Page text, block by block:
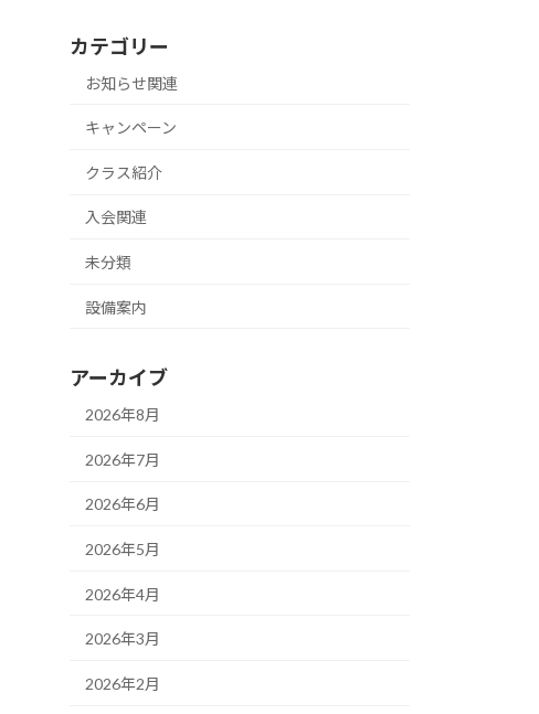
カテゴリー
お知らせ関連
キャンペーン
クラス紹介
入会関連
未分類
設備案内
アーカイブ
2026年8月
2026年7月
2026年6月
2026年5月
2026年4月
2026年3月
2026年2月